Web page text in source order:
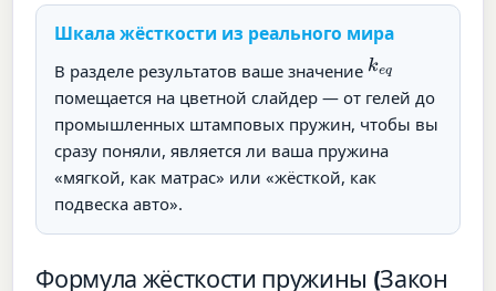
Шкала жёсткости из реального мира
В разделе результатов ваше значение keq
помещается на цветной слайдер — от гелей до
промышленных штамповых пружин, чтобы вы
сразу поняли, является ли ваша пружина
«мягкой, как матрас» или «жёсткой, как
подвеска авто».
Формула жёсткости пружины (Закон